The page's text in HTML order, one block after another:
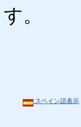
す。
スペイン語表示